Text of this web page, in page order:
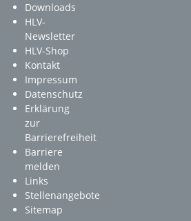
Downloads
HLV-
Newsletter
HLV-Shop
Kontakt
Impressum
Datenschutz
Erklärung
zur
Barrierefreiheit
Barriere
melden
Links
Stellenangebote
Sitemap